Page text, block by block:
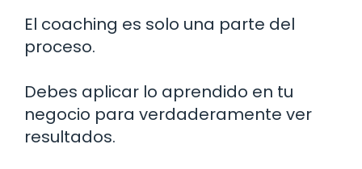
El coaching es solo una parte del
proceso.
Debes aplicar lo aprendido en tu
negocio para verdaderamente ver
resultados.